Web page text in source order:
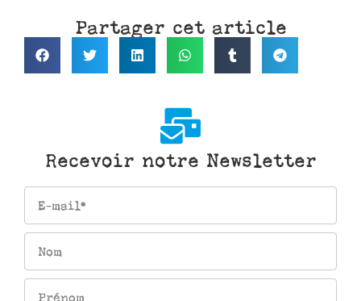
Partager cet article
Recevoir notre Newsletter